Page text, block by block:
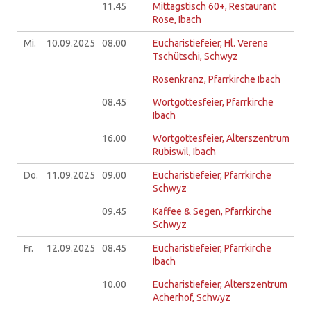
11.45
Mittagstisch 60+, Restaurant
Rose, Ibach
Mi. 10.09.2025 08.00
Eucharistiefeier, Hl. Verena
Tschütschi, Schwyz
Rosenkranz, Pfarrkirche Ibach
08.45
Wortgottesfeier, Pfarrkirche
Ibach
16.00
Wortgottesfeier, Alterszentrum
Rubiswil, Ibach
Do. 11.09.2025 09.00
Eucharistiefeier, Pfarrkirche
Schwyz
09.45
Kaffee & Segen, Pfarrkirche
Schwyz
Fr. 12.09.2025 08.45
Eucharistiefeier, Pfarrkirche
Ibach
10.00
Eucharistiefeier, Alterszentrum
Acherhof, Schwyz